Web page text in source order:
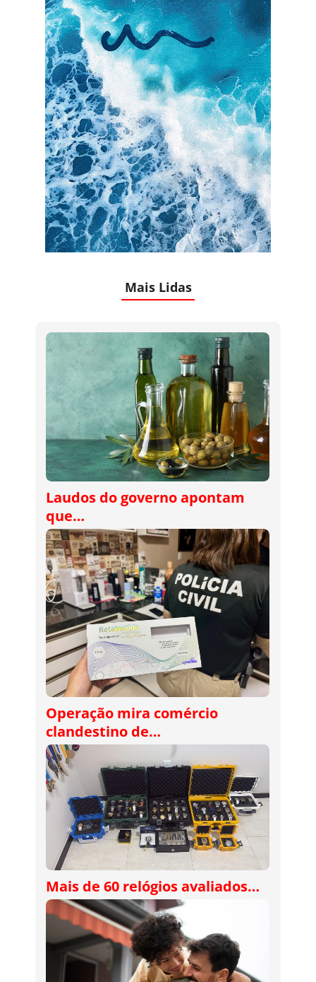
Mais Lidas
Laudos do governo apontam
que…
Operação mira comércio
clandestino de…
Mais de 60 relógios avaliados…